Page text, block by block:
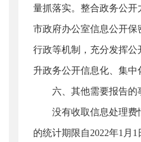
量抓落实。整合政务公开
市政府办公室信息公开
行政等机制，充分发挥公
升政务公开信息化、集中
六、其他需要报告的
没有收取信息处理费
的统计期限自2022年1月1